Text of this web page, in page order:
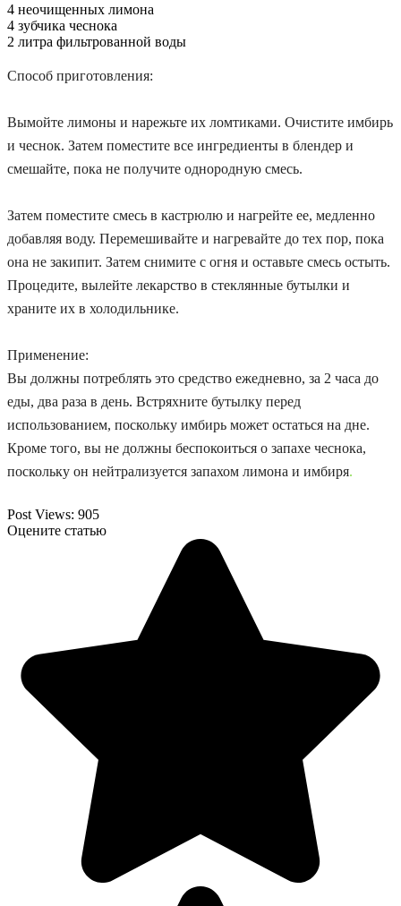
4 неочищенных лимона
4 зубчика чеснока
2 литра фильтрованной воды
Способ приготовления:
Вымойте лимоны и нарежьте их ломтиками. Очистите имбирь
и чеснок. Затем поместите все ингредиенты в блендер и
смешайте, пока не получите однородную смесь.
Затем поместите смесь в кастрюлю и нагрейте ее, медленно
добавляя воду. Перемешивайте и нагревайте до тех пор, пока
она не закипит. Затем снимите с огня и оставьте смесь остыть.
Процедите, вылейте лекарство в стеклянные бутылки и
храните их в холодильнике.
Применение:
Вы должны потреблять это средство ежедневно, за 2 часа до
еды, два раза в день. Встряхните бутылку перед
использованием, поскольку имбирь может остаться на дне.
Кроме того, вы не должны беспокоиться о запахе чеснока,
поскольку он нейтрализуется запахом лимона и имбиря.
Post Views: 905
Оцените статью